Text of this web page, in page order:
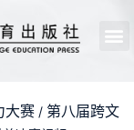
大赛 / 第八届跨文